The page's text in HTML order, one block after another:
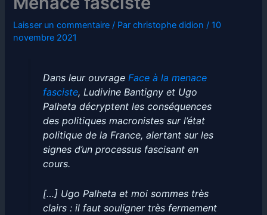
Laisser un commentaire / Parchristophe didion / 10
novembre 2021
Dans leur ouvrage Face à la menace
fasciste, Ludivine Bantigny et Ugo
Palheta décryptent les conséquences
des politiques macronistes sur l’état
politique de la France, alertant sur les
signes d’un processus fascisant en
cours.
[…] Ugo Palheta et moi sommes très
clairs : il faut souligner très fermement